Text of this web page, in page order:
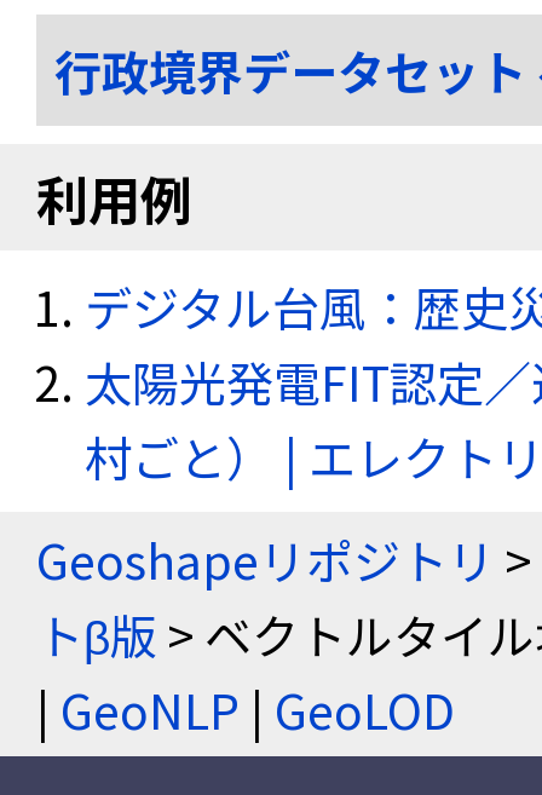
行政境界データセッ
利用例
デジタル台風：歴史
太陽光発電FIT認定
村ごと） | エレクト
Geoshapeリポジトリ >
トβ版 > ベクトルタイ
| GeoNLP | GeoLOD